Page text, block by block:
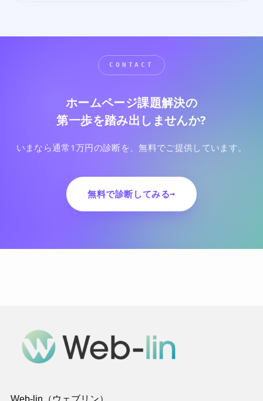
ホームページ課題解決の
第一歩を踏み出しませんか?
いまなら通常1万円の診断を、無料でご提供しています。
無料で診断してみる